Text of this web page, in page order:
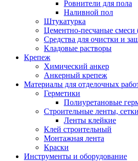
Ровнители для пола
Наливной пол
Штукатурка
Цементно-песчаные
Средства для очистки и
Кладовые растворы
Крепеж
Химический анкер
Анкерный крепеж
Материалы для отделочных
Герметики
Полиуретановые
Строительные ленты,
Ленты клейкие
Клей строительный
Монтажная лента
Краски
Инструменты и оборудование